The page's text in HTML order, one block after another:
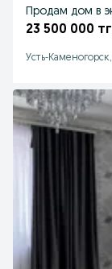
Продам дом в
23 500 000
Усть-